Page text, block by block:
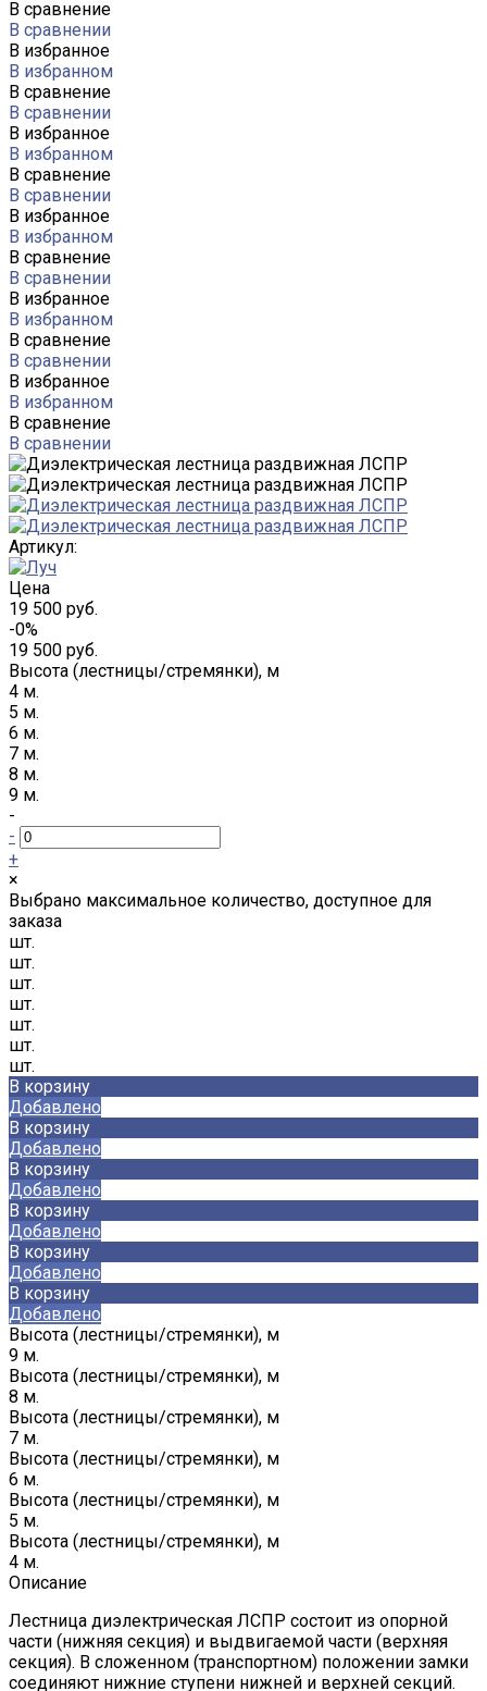
В сравнение
В сравнении
В избранное
В избранном
В сравнение
В сравнении
В избранное
В избранном
В сравнение
В сравнении
В избранное
В избранном
В сравнение
В сравнении
В избранное
В избранном
В сравнение
В сравнении
В избранное
В избранном
В сравнение
В сравнении
Артикул:
Цена
19 500 руб.
-0%
19 500 руб.
Высота (лестницы/стремянки), м
4 м.
5 м.
6 м.
7 м.
8 м.
9 м.
-
-
+
×
Выбрано максимальное количество, доступное для
заказа
шт.
шт.
шт.
шт.
шт.
шт.
шт.
В корзину
Добавлено
В корзину
Добавлено
В корзину
Добавлено
В корзину
Добавлено
В корзину
Добавлено
В корзину
Добавлено
Высота (лестницы/стремянки), м
9 м.
Высота (лестницы/стремянки), м
8 м.
Высота (лестницы/стремянки), м
7 м.
Высота (лестницы/стремянки), м
6 м.
Высота (лестницы/стремянки), м
5 м.
Высота (лестницы/стремянки), м
4 м.
Описание
Лестница диэлектрическая ЛСПР состоит из опорной
части (нижняя секция) и выдвигаемой части (верхняя
секция). В сложенном (транспортном) положении замки
соединяют нижние ступени нижней и верхней секций.